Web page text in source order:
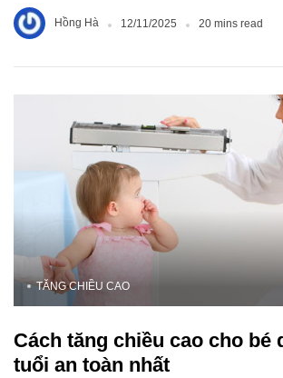
Hồng Hà 12/11/2025 20 mins read
TĂNG CHIỀU CAO
Cách tăng chiều cao cho bé
tuổi an toàn nhất